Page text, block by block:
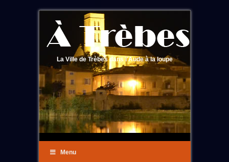
La Ville de Trèbes dans l'Aude à la loupe
Menu